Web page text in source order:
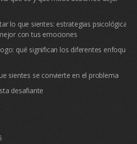
lo que sientes: estrategias psicológicas
con tus emociones
qué significan los diferentes enfoques
sientes se convierte en el problema
desafiante